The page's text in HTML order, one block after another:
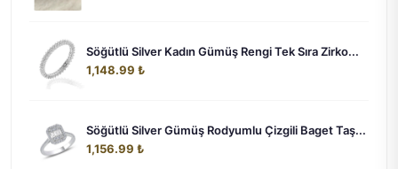
Söğütlü Silver Kadın Gümüş Rengi Tek Sıra Zirko...
1,148.99 ₺
Söğütlü Silver Gümüş Rodyumlu Çizgili Baget Taş...
1,156.99 ₺